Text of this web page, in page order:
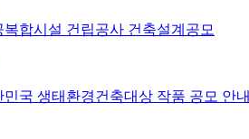
복합시설 건립공사 건축설계공모
민국 생태환경건축대상 작품 공모 안내